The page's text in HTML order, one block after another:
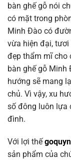
bàn ghế gỗ nói
có mặt trong
Minh Đào có
vừa hiện đại,
đẹp thẩm mĩ cho
bàn ghế gỗ Minh
hướng sẽ mang
chủ. Vì vậy, xu
số đông luôn lựa
đình.
Với lợi thế
sản phẩm của